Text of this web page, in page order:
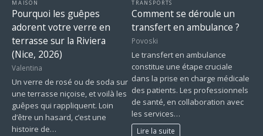
MAISON
Pourquoi les guêpes
adorent votre verre en
terrasse sur la Riviera
(Nice, 2026)
Valentina
Un verre de rosé ou de soda sur
une terrasse niçoise, et voilà les
guêpes qui rappliquent. Loin
d’être un hasard, c’est une
histoire de…
TRANSPORTS
Comment se déroule un
transfert en ambulance ?
Povoski
Le transfert en ambulance
constitue une étape cruciale
dans la prise en charge médicale
des patients. Les professionnels
de santé, en collaboration avec
les services…
Lire la suite